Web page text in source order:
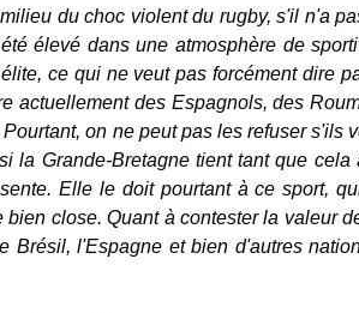
du choc violent du rugby, s'il n'a
élevé dans une atmosphère de
ce qui ne veut pas forcément dire
actuellement des Espagnols, des
on ne peut pas les refuser s'ils
la Grande-Bretagne tient tant que
Elle le doit pourtant à ce sport,
close. Quant à contester la valeur
Brésil, l'Espagne et bien d'autres